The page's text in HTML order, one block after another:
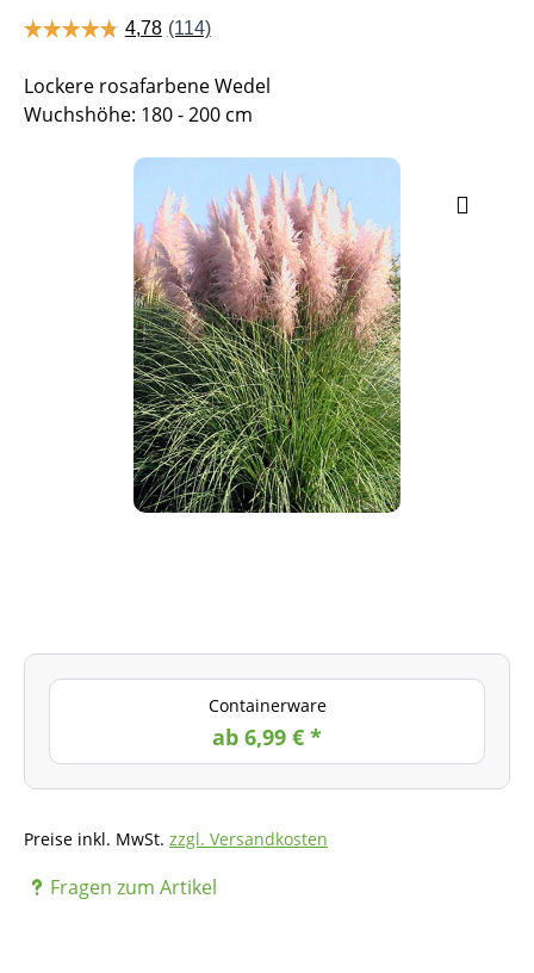
Lockere rosafarbene Wedel
Wuchshöhe: 180 - 200 cm
Containerware
ab 6,99 € *
Preise inkl. MwSt. zzgl. Versandkosten
Fragen zum Artikel